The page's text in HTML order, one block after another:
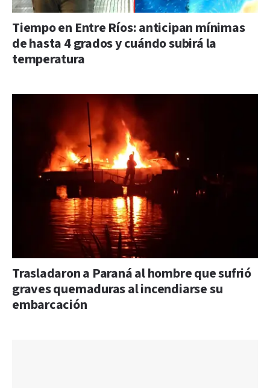
Tiempo en Entre Ríos: anticipan mínimas
de hasta 4 grados y cuándo subirá la
temperatura
Trasladaron a Paraná al hombre que sufrió
graves quemaduras al incendiarse su
embarcación